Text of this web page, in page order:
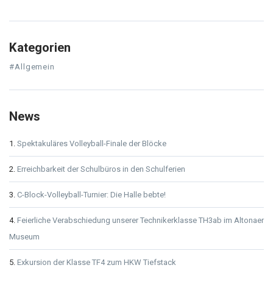
Kategorien
#Allgemein
News
Spektakuläres Volleyball-Finale der Blöcke
Erreichbarkeit der Schulbüros in den Schulferien
C-Block-Volleyball-Turnier: Die Halle bebte!
Feierliche Verabschiedung unserer Technikerklasse TH3ab im Altonaer
Museum
Exkursion der Klasse TF4 zum HKW Tiefstack